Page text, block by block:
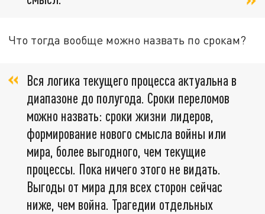
Что тогда вообще можно назвать по срокам?
Вся логика текущего процесса актуальна в
диапазоне до полугода. Сроки переломов
можно назвать: сроки жизни лидеров,
формирование нового смысла войны или
мира, более выгодного, чем текущие
процессы. Пока ничего этого не видать.
Выгоды от мира для всех сторон сейчас
ниже, чем война. Трагедии отдельных